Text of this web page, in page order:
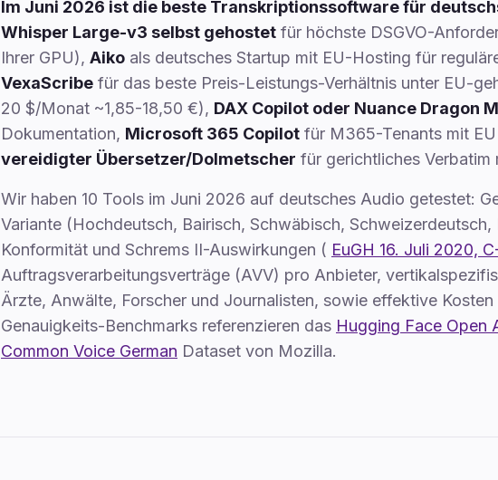
Im Juni 2026 ist die beste Transkriptionssoftware für
Whisper Large-v3 selbst gehostet für höchste DSGVO-
Ihrer GPU), Aiko als deutsches Startup mit EU-Hosting für
VexaScribe für das beste Preis-Leistungs-Verhältnis unter EU-
20 $/Monat ~1,85-18,50 €), DAX Copilot oder Nuance Dragon
Dokumentation, Microsoft 365 Copilot für M365-Tenants mit
vereidigter Übersetzer/Dolmetscher für gerichtliches Verbatim
Wir haben 10 Tools im Juni 2026 auf deutsches Audio getestet:
Variante (Hochdeutsch, Bairisch, Schwäbisch, Schweizerdeutsch,
Konformität und Schrems II-Auswirkungen ( EuGH 16. Juli 2020,
Auftragsverarbeitungsverträge (AVV) pro Anbieter,
Ärzte, Anwälte, Forscher und Journalisten, sowie effektive Kosten
Genauigkeits-Benchmarks referenzieren das Hugging Face Open
Common Voice German Dataset von Mozilla.